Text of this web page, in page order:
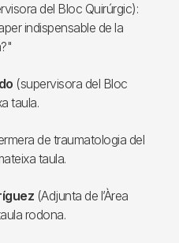
del Bloc Quirúrgic):
indispensable de la
(supervisora del Bloc
taula.
de traumatologia del
taula.
(Adjunta de l’Àrea
rodona.